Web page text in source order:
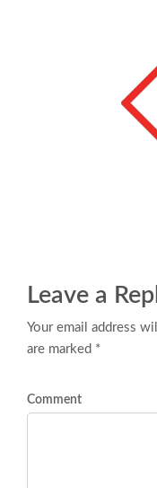
Leave a
Your email address
are marked *
Comment